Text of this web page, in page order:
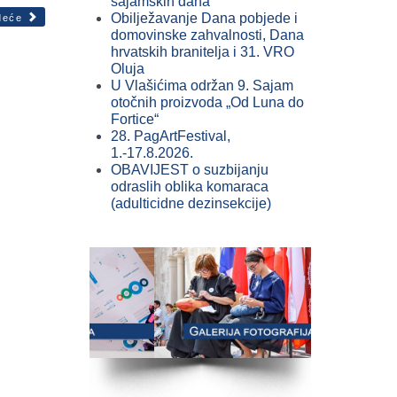
Obilježavanje Dana pobjede i
domovinske zahvalnosti, Dana
hrvatskih branitelja i 31. VRO
Oluja
U Vlašićima održan 9. Sajam
otočnih proizvoda „Od Luna do
Fortice“
28. PagArtFestival,
1.-17.8.2026.
OBAVIJEST o suzbijanju
odraslih oblika komaraca
(adulticidne dezinsekcije)